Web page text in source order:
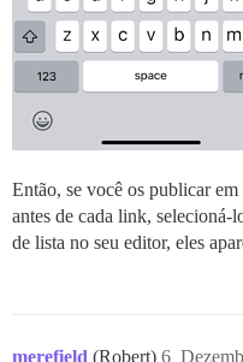
Então, se você os publicar
antes de cada link,
de lista no seu editor, eles
merefield (Robert) 6